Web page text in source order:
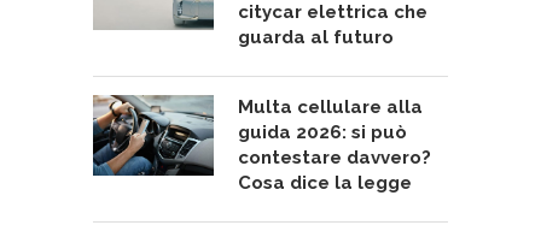
citycar elettrica che
guarda al futuro
Multa cellulare alla
guida 2026: si può
contestare davvero?
Cosa dice la legge